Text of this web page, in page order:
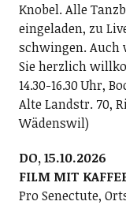
Knobel. Alle
eingeladen, zu
schwingen. Auch
Sie herzlich
14.30-16.30 Uhr,
Alte Landstr. 70,
Wädenswil)
DO, 15.10.2026
FILM MIT
Pro Senectute,